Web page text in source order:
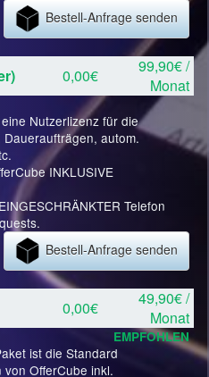
Bestell-Anfrage senden
0,00€
99,90€ /
Monat
Nutzerlizenz für die
autom.
INKLUSIVE
Telefon
Bestell-Anfrage senden
0,00€
49,90€ /
Monat
EMPFOHLEN
ist die Standard
OfferCube inkl.